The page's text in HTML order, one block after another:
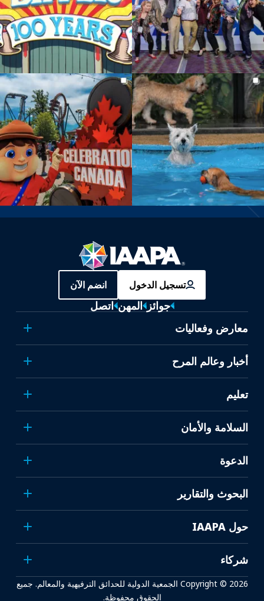
تسجيل الدخول انضم الآن
جوائز المهن اتصل
معارض وفعاليات
أخبار وعالم المرح
تعليم
السلامة والأمان
الدعوة
البحوث والتقارير
حول IAAPA
شركاء
Copyright © 2026 الجمعية الدولية للحدائق الترفيهية والمعالم. جميع
الحقوق محفوظة.